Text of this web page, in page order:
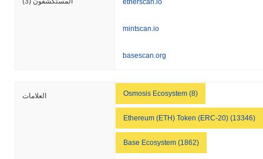
etherscan.io
mintscan.io
basescan.org
العلامات Osmosis Ecosystem (8)
Ethereum (ETH) Token (ERC-20) (13346)
Base Ecosystem (1862)